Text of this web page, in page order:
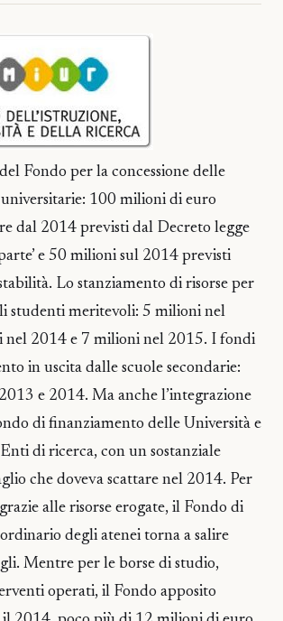
Fondo per la concessione delle
100 milioni di euro
dal 2014 previsti dal Decreto legge
e 50 milioni sul 2014 previsti
Lo stanziamento di risorse per
studenti meritevoli: 5 milioni nel
nel 2014 e 7 milioni nel 2015. I fondi
in uscita dalle scuole secondarie:
e 2014. Ma anche l’integrazione
di finanziamento delle Università e
di ricerca, con un sostanziale
che doveva scattare nel 2014. Per
alle risorse erogate, il Fondo di
degli atenei torna a salire
Mentre per le borse di studio,
operati, il Fondo apposito